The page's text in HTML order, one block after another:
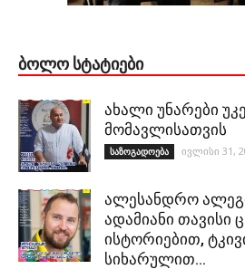
ᲑᲝᲚᲝ ᲡᲢᲐᲢᲘᲔᲑᲘ
ახალი უნარები
მომავლისათვის
საზოგადოება ივლისი 31,
ალესანდრო
ადამიანი თავისი
ისტორიებით,
სიხარულით…